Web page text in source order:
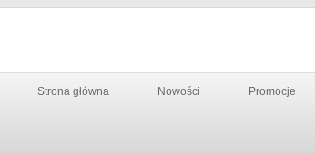
Strona główna Nowości Promocje